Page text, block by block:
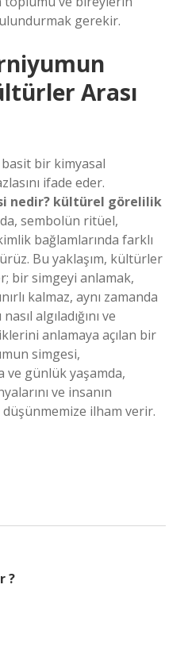
gerekir.
Arası
bir kimyasal
ifade eder.
nedir? kültürel görelilik
sembolün ritüel,
bağlamlarında farklı
Bu yaklaşım, kültürler
bir simgeyi anlamak,
kalmaz, aynı zamanda
algıladığını ve
anlamaya açılan bir
simgesi,
ve günlük yaşamda,
ve insanın
ilham verir.
?